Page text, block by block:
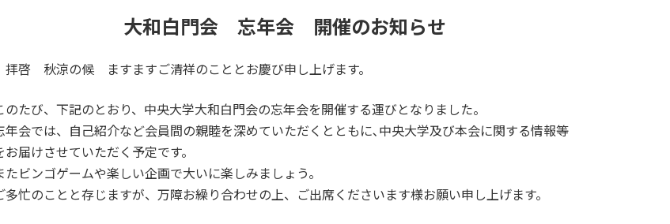
大和白門会 忘年会 開催のお知らせ
拝啓 秋涼の候 ますますご清祥のこととお慶び申し上げます。
のたび、下記のとおり、中央大学大和白門会の忘年会を開催する運びとなりました。
年会では、自己紹介など会員間の親睦を深めていただくとともに､中央大学及び本会に関する情報等
お届けさせていただく予定です。
たビンゴゲームや楽しい企画で大いに楽しみましょう。
多忙のことと存じますが、万障お繰り合わせの上、ご出席くださいます様お願い申し上げます。